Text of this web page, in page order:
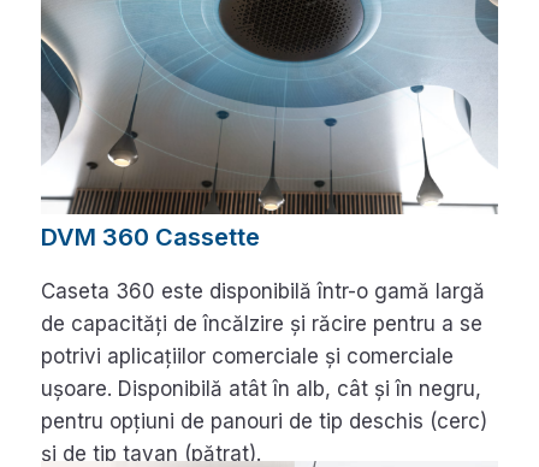
DVM 360 Cassette
Caseta 360 este disponibilă într-o gamă largă
de capacități de încălzire și răcire pentru a se
potrivi aplicațiilor comerciale și comerciale
ușoare. Disponibilă atât în alb, cât și în negru,
pentru opțiuni de panouri de tip deschis (cerc)
și de tip tavan (pătrat).